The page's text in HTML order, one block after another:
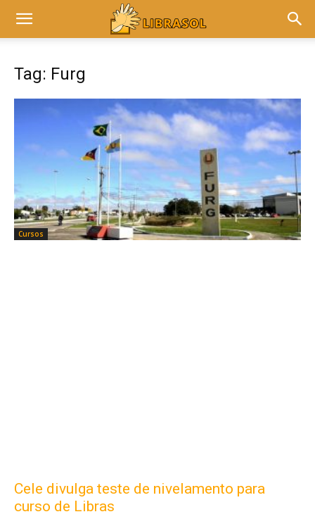
Tag: Furg
Cursos
Cele divulga teste de nivelamento para
curso de Libras
Este site usa cookies para garantir que você
obtenha a melhor experiência em nosso site.